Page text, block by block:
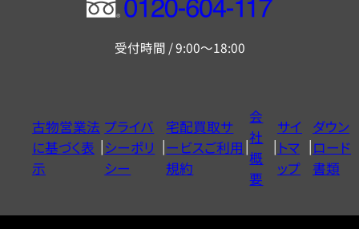
フ
ー
ヤ
ル
0120604117
受付時間 / 9:00～18:00
古物営業法
に基づく表
示
プライバ
シーポリ
シー
宅配買取サ
ービスご利用
規約
会
社
概
要
サイ
トマ
ップ
ダウン
ロード
書類